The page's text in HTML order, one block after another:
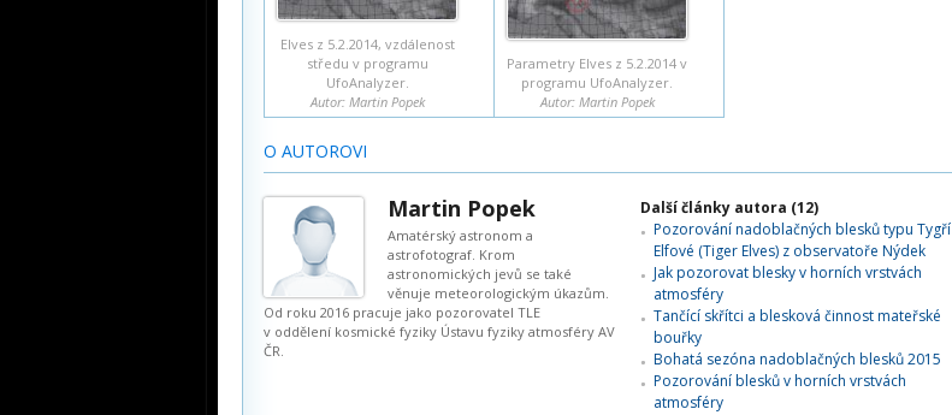
Elves z 5.2.2014, vzdálenost
středu v programu
UfoAnalyzer.
Autor: Martin Popek
Parametry Elves z 5.2.2014 v
programu UfoAnalyzer.
Autor: Martin Popek
O AUTOROVI
Martin Popek
Amatérský astronom a
astrofotograf. Krom
astronomických jevů se také
věnuje meteorologickým úkazům.
Od roku 2016 pracuje jako pozorovatel TLE
v oddělení kosmické fyziky Ústavu fyziky atmosféry AV
ČR.
Další články autora (12)
Pozorování nadoblačných blesků typu Tygří
Elfové (Tiger Elves) z observatoře Nýdek
Jak pozorovat blesky v horních vrstvách
atmosféry
Tančící skřítci a blesková činnost mateřské
bouřky
Bohatá sezóna nadoblačných blesků 2015
Pozorování blesků v horních vrstvách
atmosféry